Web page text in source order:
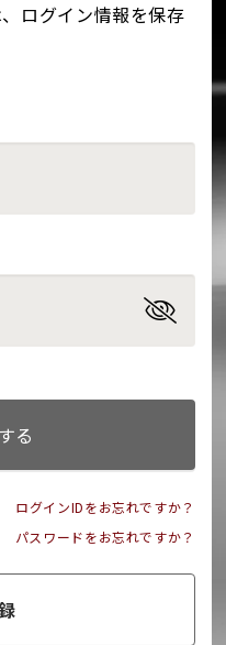
ログイン情報を保存
る
ログインIDをお忘れですか？
パスワードをお忘れですか？